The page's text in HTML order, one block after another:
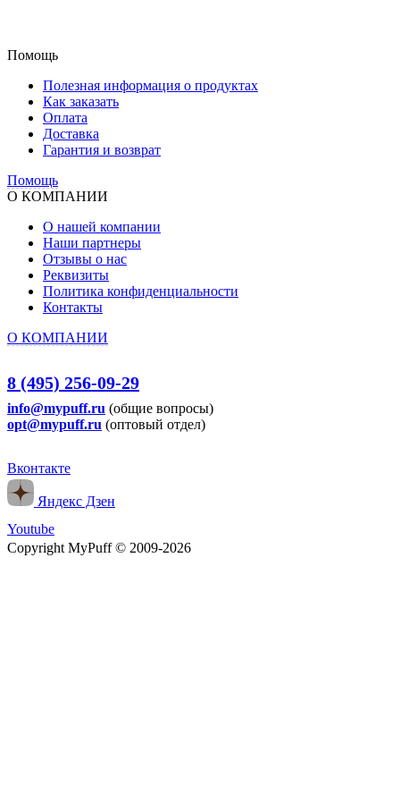
Помощь
Полезная информация о продуктах
Как заказать
Оплата
Доставка
Гарантия и возврат
Помощь
О КОМПАНИИ
О нашей компании
Наши партнеры
Отзывы о нас
Реквизиты
Политика конфиденциальности
Контакты
О КОМПАНИИ
8 (495) 256-09-29
info@mypuff.ru (общие вопросы)
opt@mypuff.ru (оптовый отдел)
Вконтакте
Яндекс Дзен
Youtube
Copyright MyPuff © 2009-2026